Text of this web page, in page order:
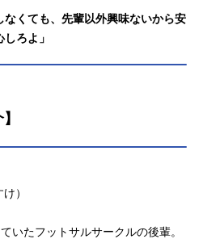
なくても、先輩以外興味ないから安
しろよ」
）
いたフットサルサークルの後輩。